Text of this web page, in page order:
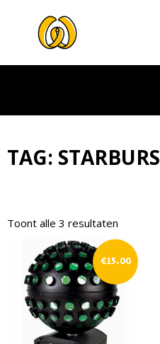
TAG:
Toont alle 3 resultaten
€15.00